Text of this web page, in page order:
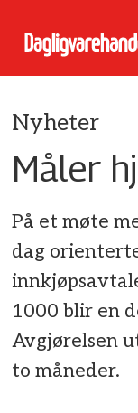
Nyheter
Måler
På et møte
dag
1000 blir en
Avgjørelsen
to måneder.